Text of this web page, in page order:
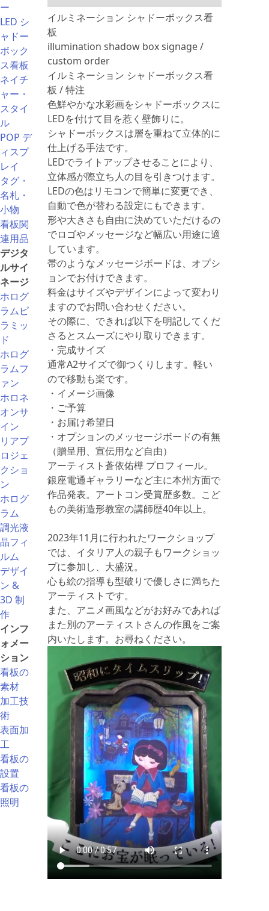
ー
LED シ
ャドー
ボック
ス看板
ネイチ
ャー・
スタイ
ル
POP デ
ィスプ
レイ
タグ・
名札・
小物
看板関
連用品
デジタ
ルサイ
ネージ
ホログ
ラムピ
ラミッ
ド
ホログ
ラムフ
ァン
ホロネ
オンサ
イン
リアプ
ロジェ
クショ
ン
ホログ
ラム
調光液
晶フィ
ルム
デザイ
ン &
3D 制
作
インフ
ォメー
ション
看板の
素材
加工技
術
表面加
工
看板の
設置
看板の
照明
イルミネーション シャドーボックス看
板
illumination shadow box signage /
custom order
イルミネーション シャドーボックス看
板 / 特注
色鮮やかな水彩画をシャドーボックスに
LEDを付けて目を惹く壁飾りに。
シャドーボックスは層を重ねて立体的に
仕上げる手法です。
LEDでライトアップさせることにより、
立体感が際立ち人の目を引きつけます。
LEDの色はリモコンで簡単に変更でき、
自動で色が替わる設定にもできます。
形や大きさも自由に決めていただけるの
でロゴやメッセージなど幅広い用途に適
しています。
帯のようなメッセージボードは、オプシ
ョンでお付けできます。
料金はサイズやデザインによって変わり
ますのでお問い合わせください。
その際に、できれば以下を明記してくだ
さるとスムーズにやり取りできます。
・完成サイズ
通常A2サイズで御つくりします。軽い
ので移動も楽です。
・イメージ画像
・ご予算
・お届け希望日
・オプションのメッセージボードの有無
（贈呈用、宣伝用など自由）
アーティスト蒼依佑樺 プロフィール。
銀座電通ギャラリーなど主に本州方面で
作品発表。アートコン受賞歴多数。こど
もの美術造形教室の講師歴40年以上。
2023年11月に行われたワークショップ
では、イタリア人の親子もワークショッ
プに参加し、大盛況。
心も絵の指導も型破りで優しさに満ちた
アーティストです。
また、アニメ画風などがお好みであれば
また別のアーティストさんの作風をご案
内いたします。お尋ねください。